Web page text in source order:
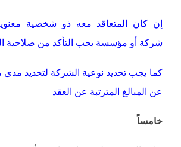
إن كان المتعاقد معه ذو شخصية
شركة أو مؤسسة يجب التأكد من صلاحية
كما يجب تحديد نوعية الشركة لتحديد مدى
عن المبالغ المترتبة عن العقد
خامساً